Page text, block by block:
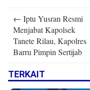
navigation
← Iptu Yusran Resmi
Menjabat Kapolsek
Tanete Rilau, Kapolres
Barru Pimpin Sertijab
TERKAIT